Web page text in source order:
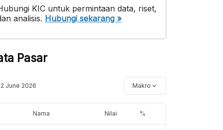
KIC untuk permintaan data, riset,
analisis. Hubungi sekarang »
Pasar
June 2026 Makro
Nama Nilai %